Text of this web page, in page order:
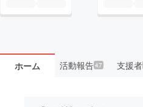
ホーム 活動報告47 支援者